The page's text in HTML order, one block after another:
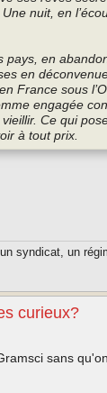
nuit, en
en
en
France sous
engagée
Ce qui
à tout prix.
syndicat, un
curieux?
sans